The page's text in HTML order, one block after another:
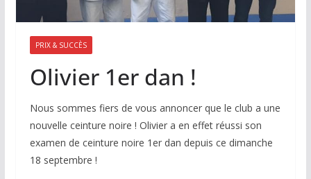
PRIX & SUCCÈS
Olivier 1er dan !
Nous sommes fiers de vous annoncer que le club a une
nouvelle ceinture noire ! Olivier a en effet réussi son
examen de ceinture noire 1er dan depuis ce dimanche
18 septembre !